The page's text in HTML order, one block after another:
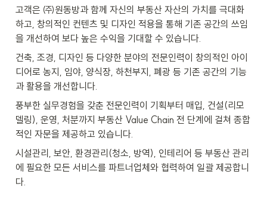
고객은 ㈜원동방과 함께 자신의 부동산 자산의 가치를 극대화
하고, 창의적인 컨텐츠 및 디자인 적용을 통해 기존 공간의 쓰임
을 개선하여 보다 높은 수익을 기대할 수 있습니다.
건축, 조경, 디자인 등 다양한 분야의 전문인력이 창의적인 아이
디어로 농지, 임야, 양식장, 하천부지, 폐광 등 기존 공간의 기능
과 활용을 개선합니다.
풍부한 실무경험을 갖춘 전문인력이 기획부터 매입, 건설(리모
델링), 운영, 처분까지 부동산 Value Chain 전 단계에 걸쳐 종합
적인 자문을 제공하고 있습니다.
시설관리, 보안, 환경관리(청소, 방역), 인테리어 등 부동산 관리
에 필요한 모든 서비스를 파트너업체와 협력하여 일괄 제공합니
다.